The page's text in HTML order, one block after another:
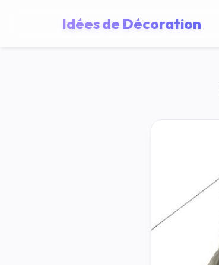
Idées de Décoration